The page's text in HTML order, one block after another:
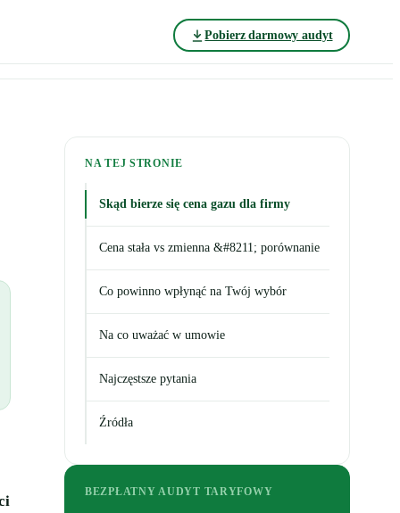
Pobierz darmowy audyt
NA TEJ STRONIE
Skąd bierze się cena gazu dla firmy
Cena stała vs zmienna &#8211; porównanie
Co powinno wpłynąć na Twój wybór
Na co uważać w umowie
Najczęstsze pytania
Źródła
BEZPŁATNY AUDYT TARYFOWY